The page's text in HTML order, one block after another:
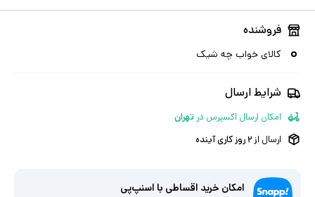
فروشنده
کالای خواب چه شیک
شرایط ارسال
امکان ارسال اکسپرس در تهران
ارسال از ۲ روز کاری آینده
امکان خرید اقساطی با اسنپ‌پی